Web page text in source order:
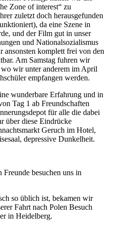
Zone of interest“ zu
zuletzt doch herausgefunden
da eine Szene in
und der Film gut in unser
und Nationalsozialismus
ansonsten komplett frei von den
Am Samstag fuhren wir
wir unter anderem im April
empfangen werden.
wunderbare Erfahrung und in
Tag 1 ab Freundschaften
für alle die dabei
über diese Eindrücke
Geruch im Hotel,
depressive Dunkelheit.
besuchen uns in
so üblich ist, bekamen wir
Fahrt nach Polen Besuch
in Heidelberg.